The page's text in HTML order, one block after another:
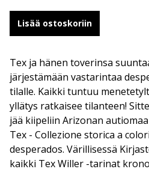
Lisää ostoskoriin
Tex ja hänen toverinsa
järjestämään vastarintaa
tilalle. Kaikki tuntuu
yllätys ratkaisee tilanteen!
jää kiipeliin Arizonan
Tex - Collezione storica a
desperados. Värillisessä
kaikki Tex Willer -tarinat